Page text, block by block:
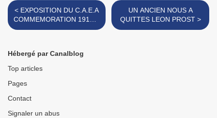
< EXPOSITION DU C.A.E.A
COMMEMORATION 1918 A
GRADIGNAN.
UN ANCIEN NOUS A
QUITTES LEON PROST >
Hébergé par Canalblog
Top articles
Pages
Contact
Signaler un abus